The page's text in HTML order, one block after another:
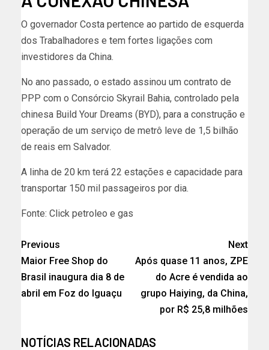
O governador Costa pertence ao partido de esquerda
dos Trabalhadores e tem fortes ligações com
investidores da China.
No ano passado, o estado assinou um contrato de
PPP com o Consórcio Skyrail Bahia, controlado pela
chinesa Build Your Dreams (BYD), para a construção e
operação de um serviço de metrô leve de 1,5 bilhão
de reais em Salvador.
A linha de 20 km terá 22 estações e capacidade para
transportar 150 mil passageiros por dia.
Fonte: Click petroleo e gas
Previous
Maior Free Shop do
Brasil inaugura dia 8 de
abril em Foz do Iguaçu
Next
Após quase 11 anos, ZPE
do Acre é vendida ao
grupo Haiying, da China,
por R$ 25,8 milhões
NOTÍCIAS RELACIONADAS